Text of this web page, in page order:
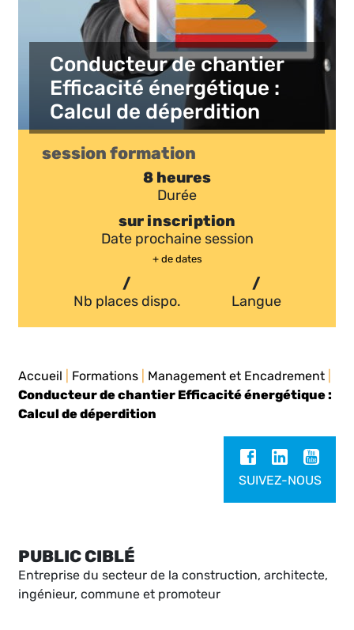
Conducteur de chantier
Efficacité énergétique :
Calcul de déperdition
session formation
8 heures
Durée
sur inscription
Date prochaine session
+ de dates
/
Nb places dispo.
/
Langue
Accueil Formations Management et Encadrement
Conducteur de chantier Efficacité énergétique :
Calcul de déperdition
SUIVEZ-NOUS
PUBLIC CIBLÉ
Entreprise du secteur de la construction, architecte,
ingénieur, commune et promoteur